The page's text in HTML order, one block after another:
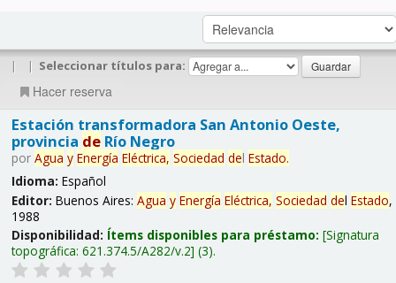
| | Seleccionar títulos para:
Hacer reserva
Estación transformadora San Antonio Oeste,
provincia deRío Negro
por Agua y Energía Eléctrica, Sociedad del Estado.
Idioma: Español
Editor: Buenos Aires: Agua y Energía Eléctrica, Sociedad del Estado,
1988
Disponibilidad: Ítems disponibles para préstamo: Signatura
topográfica: 621.374.5/A282/v.2 (3).